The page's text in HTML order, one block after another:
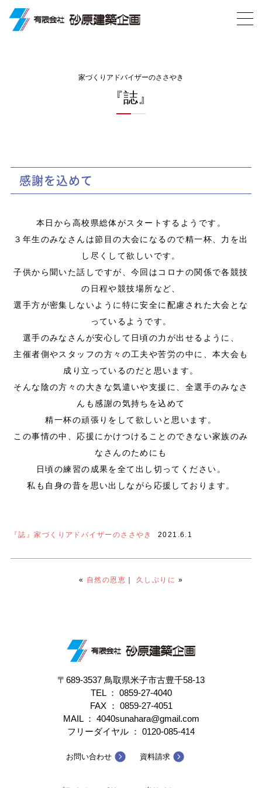
家づくりアドバイザーのささやき
『誌』
感謝を込めて
本日から高校県総体がスタートするようです。
３年生のみなさんは節目の大会になるので精一杯、力を出
し尽くして欲しいです。
子供から聞いた話しですが、今回はコロナの関係で各競技
の日程や競技場所など、
選手方が密集しないように特に安全に配慮された大会とな
っているようです。
選手のみなさんが安心して日頃の力が出せるように、
主催者側やスタッフの方々の工夫や苦労の中に、本大会も
成り立っているのだと思います。
そんな陰の方々の大きな気遣いや支援に、全選手のみなさ
んも感謝の気持ちを込めて
精一杯の頑張りをして欲しいと思います。
この事情の中、応援にかけつけることのできない家族のみ
なさんのためにも
日頃の練習の成果を全て出し切ってください。
私も自身の昔を思い出しながら応援しております。
『誌』家づくりアドバイザーのささやき 2021.6.1
« 自然の恩恵 ｜ 久しぶりに »
〒689-3537 鳥取県米子市古豊千58-13
TEL ： 0859-27-4040
FAX ： 0859-27-4051
MAIL ： 4040sunahara@gmail.com
フリーダイヤル ： 0120-085-414
お問い合わせ 資料請求